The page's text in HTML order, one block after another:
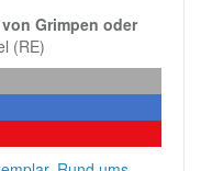
Grimpen oder
(RE)